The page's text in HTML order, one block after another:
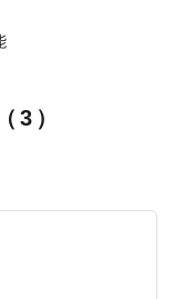
3）